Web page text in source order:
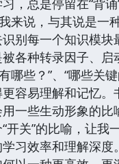
，总是停留在“背
来说，与其说是
别每一个知识模
各种转录因子、
哪些？”、“哪些
容易理解和记忆
一些生动形象的
开关”的比喻，让
习效率和理解深